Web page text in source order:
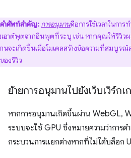
คําศัพท์สําคัญ: การอนุมานคือการใช้เวลาในการ
เอาต์พุตจากอินพุตที่ระบุ เช่น หากคุณให้รีวิว
นจะเกิดขึ้นเมื่อโมเดลสร้างข้อความที่สมบูรณ์
องรีวิว
ย้ายการอนุมานไปยังเว็บเวิร์กเ
หากการอนุมานเกิดขึ้นผ่าน WebGL,
ระบบจะใช้ GPU ซึ่งหมายความว่าการ
กระบวนการแยกต่างหากที่ไม่ได้บล็อก